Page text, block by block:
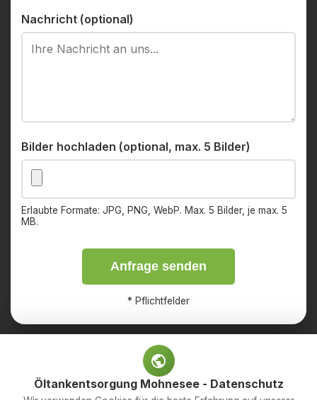
Nachricht (optional)
Bilder hochladen (optional, max. 5 Bilder)
Erlaubte Formate: JPG, PNG, WebP. Max. 5 Bilder, je max. 5
MB.
Anfrage senden
* Pflichtfelder
ImpressumDatenschutz
Öltankentsorgung Mohnesee - Datenschutz